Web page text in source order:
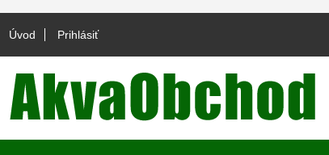
Úvod Prihlásiť